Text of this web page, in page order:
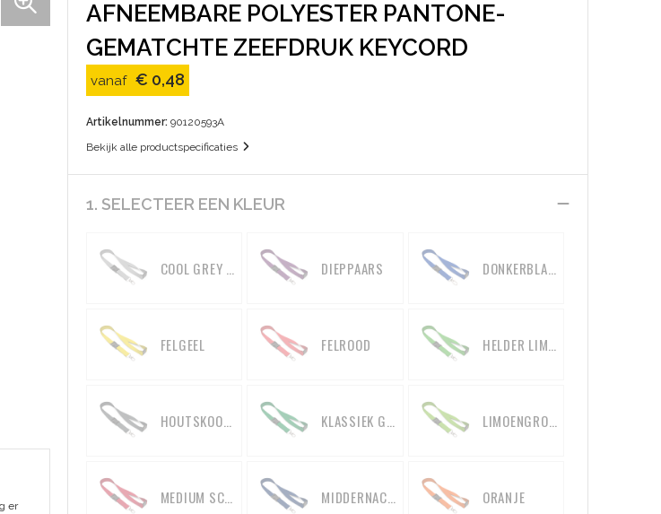
er
AFNEEMBARE POLYESTER PANTONE-
GEMATCHTE ZEEFDRUK KEYCORD
vanaf € 0,48
Artikelnummer: 90120593A
Bekijk alle productspecificaties
1. SELECTEER EEN KLEUR
DIEPPAARS
FELGEEL FELROOD
ORANJE